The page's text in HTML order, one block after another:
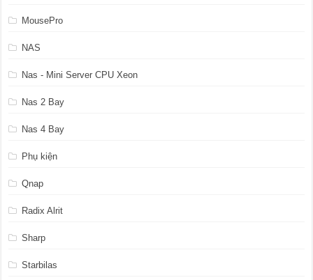
MousePro
NAS
Nas - Mini Server CPU Xeon
Nas 2 Bay
Nas 4 Bay
Phụ kiện
Qnap
Radix Alrit
Sharp
Starbilas